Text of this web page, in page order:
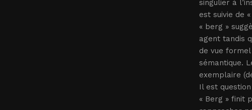
singulier à
est suivie de
« berg »
agent tandis
de vue
sémantique.
exemplaire
Il est
« Berg » finit